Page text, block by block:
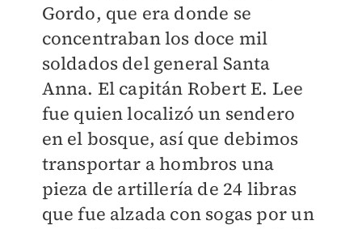
Gordo, que era donde se
concentraban los doce mil
soldados del general Santa
Anna. El capitán Robert E. Lee
fue quien localizó un sendero
en el bosque, así que debimos
transportar a hombros una
pieza de artillería de 24 libras
que fue alzada con sogas por un